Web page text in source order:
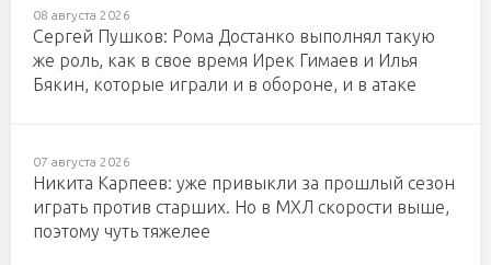
08 августа 2026
Сергей Пушков: Рома Достанко выполнял такую
же роль, как в свое время Ирек Гимаев и Илья
Бякин, которые играли и в обороне, и в атаке
07 августа 2026
Никита Карпеев: уже привыкли за прошлый сезон
играть против старших. Но в МХЛ скорости выше,
поэтому чуть тяжелее